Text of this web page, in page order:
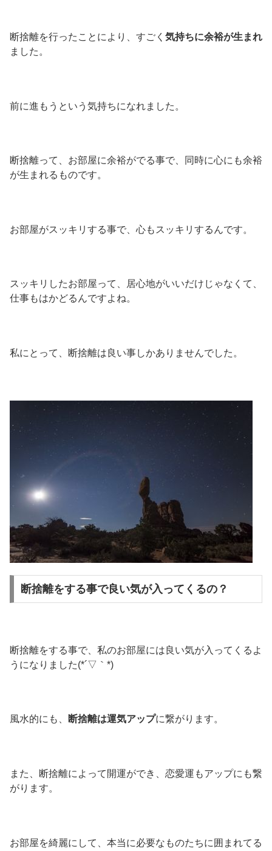
断捨離を行ったことにより、すごく 気持ちに余裕が生まれ
ました。
前に進もうという気持ちになれました。
断捨離って、お部屋に余裕がでる事で、同時に心にも余裕
が生まれるものです。
お部屋がスッキリする事で、心もスッキリするんです。
スッキリしたお部屋って、居心地がいいだけじゃなくて、
仕事もはかどるんですよね。
私にとって、断捨離は良い事しかありませんでした。
断捨離をする事で良い気が入ってくるの？
断捨離をする事で、私のお部屋には良い気が入ってくるよ
うになりました(*´▽｀*)
風水的にも、 断捨離は運気アップに繋がります。
また、断捨離によって開運ができ、恋愛運もアップにも繋
がります。
お部屋を綺麗にして、本当に必要なものたちに囲まれてる